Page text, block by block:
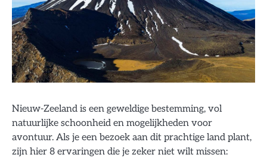
Nieuw-Zeeland is een geweldige bestemming, vol
natuurlijke schoonheid en mogelijkheden voor
avontuur. Als je een bezoek aan dit prachtige land plant,
zijn hier 8 ervaringen die je zeker niet wilt missen: